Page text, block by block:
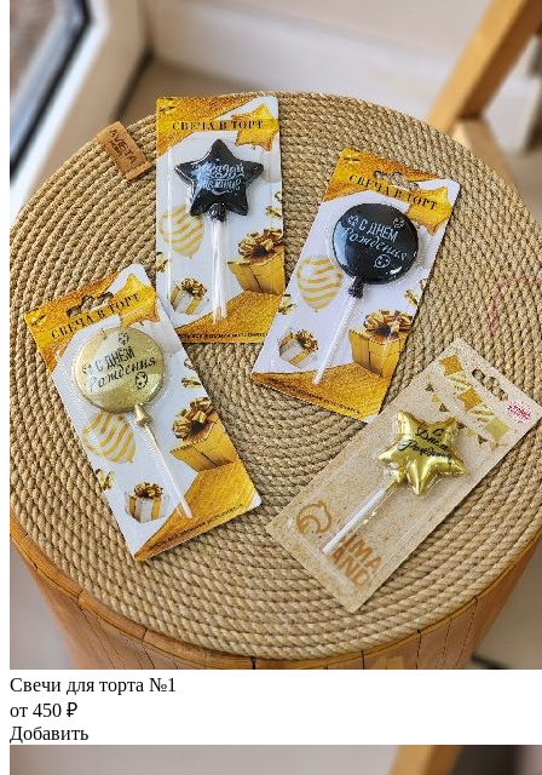
Свечи для торта №1
от 450 ₽
Добавить